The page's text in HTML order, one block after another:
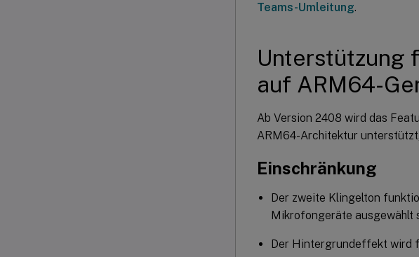
Teams-Umleitung.
Unterstützung
auf ARM64-
Ab Version 2408 wird das
ARM64-Architektur
Einschränkung
Der zweite Klingelton
Mikrofongeräte ausgewählt
Der Hintergrundeffekt wird